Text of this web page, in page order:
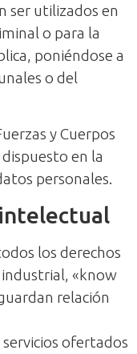
ser utilizados en
o para la
poniéndose a
o del
y Cuerpos
en la
personales.
los derechos
«know
relación
ofertados